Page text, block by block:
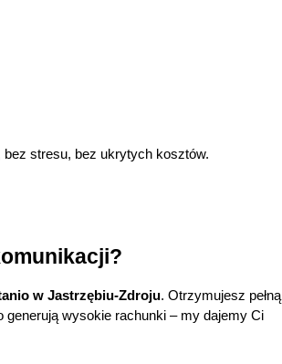
stresu, bez ukrytych kosztów.
w Jastrzębiu-Zdroju. Otrzymujesz pełną
wysokie rachunki – my dajemy Ci